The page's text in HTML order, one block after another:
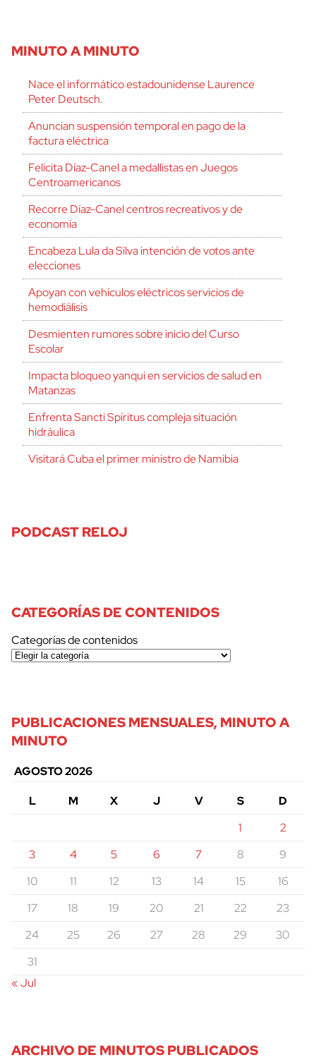
MINUTO A MINUTO
Nace el informático estadounidense Laurence
Peter Deutsch.
Anuncian suspensión temporal en pago de la
factura eléctrica
Felicita Díaz-Canel a medallistas en Juegos
Centroamericanos
Recorre Díaz-Canel centros recreativos y de
economía
Encabeza Lula da Silva intención de votos ante
elecciones
Apoyan con vehículos eléctricos servicios de
hemodiálisis
Desmienten rumores sobre inicio del Curso
Escolar
Impacta bloqueo yanqui en servicios de salud en
Matanzas
Enfrenta Sancti Spíritus compleja situación
hidráulica
Visitará Cuba el primer ministro de Namibia
PODCAST RELOJ
CATEGORÍAS DE CONTENIDOS
Categorías de contenidos
PUBLICACIONES MENSUALES, MINUTO A
MINUTO
AGOSTO 2026
L
M X J V S
D
1
2
3
4 5 6 7 8
9
10
11 12 13 14 15
16
17
18 19 20 21 22
23
24
25 26 27 28 29
30
31
« Jul
ARCHIVO DE MINUTOS PUBLICADOS